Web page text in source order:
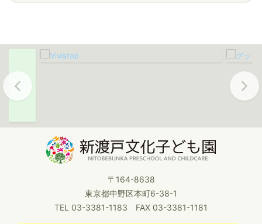
Previous Next
〒164-8638
東京都中野区本町6-38-1
TEL 03-3381-1183 FAX 03-3381-1181